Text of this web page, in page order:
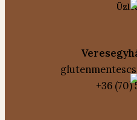
+36 (70)